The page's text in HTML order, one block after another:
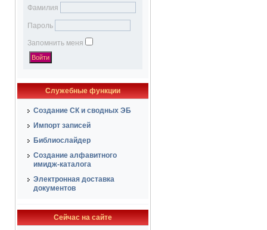
Фамилия
Пароль
Запомнить меня
Служебные функции
Создание СК и сводных ЭБ
Импорт записей
Библиослайдер
Создание алфавитного
имидж-каталога
Электронная доставка
документов
Сейчас на сайте